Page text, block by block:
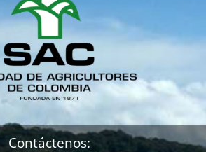
Contáctenos: